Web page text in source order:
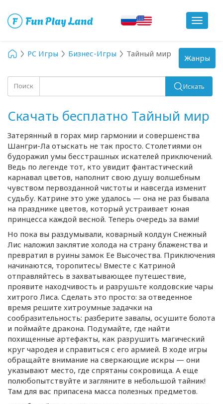
Toggle
PC Игры Бизнес-Игры Тайный мир
Поиск Искать
Скачать бесплатно Тайный мир
Затерянный в горах мир гармонии и совершенства
Шангри-Ла отыскать не так просто. Столетиями он
будоражил умы бесстрашных искателей приключений.
Ведь по легенде тот, кто увидит фантастический
карнавал цветов, наполнит свою душу волшебным
чувством первозданной чистоты и навсегда изменит
судьбу. Катрине это уже удалось — она не раз бывала
на празднике цветов, который устраивает юная
принцесса каждой весной. Теперь очередь за вами!
Но пока вы раздумывали, коварный колдун Снежный
Лис наложил заклятие холода на страну блаженства и
превратил в руины замок Ее Высочества. Приключения
начинаются, торопитесь! Вместе с Катриной
отправляйтесь в захватывающее путешествие,
проявите находчивость и разрушьте колдовские чары
хитрого Лиса. Сделать это просто: за отведенное
время решите хитроумные задачки на
сообразительность: разберите завалы, осушите болота
и поймайте дракона. Подумайте, где найти
похищенные артефакты, как разрушить магический
круг чародея и справиться с его армией. В ходе игры
обращайте внимание на сверкающие искры — они
указывают место, где спрятаны сокровища. А еще
полюбопытствуйте и загляните в небольшой тайник!
Там для вас припасена масса полезных предметов.
Toggle
navigation
Жанры